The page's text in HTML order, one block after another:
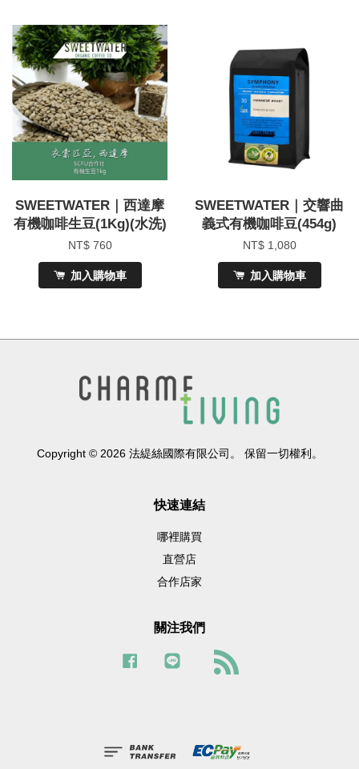
SWEETWATER｜西達摩
有機咖啡生豆(1Kg)(水洗)
NT$ 760
加入購物車
SWEETWATER｜交響曲
義式有機咖啡豆(454g)
NT$ 1,080
加入購物車
Copyright © 2026 法緹絲國際有限公司。 保留一切權利。
快速連結
哪裡購買
直營店
合作店家
關注我們
Facebook